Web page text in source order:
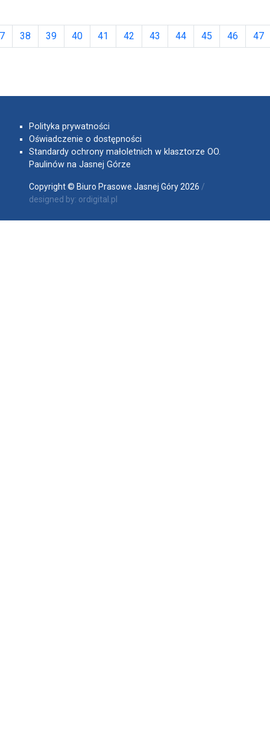
38 39 40 41 42 43 44 45 46 47
Copyright © Biuro Prasowe Jasnej Góry 2026 /
designed by: ordigital.pl
Polityka prywatności
Oświadczenie o dostępności
Standardy ochrony małoletnich w klasztorze OO.
Paulinów na Jasnej Górze